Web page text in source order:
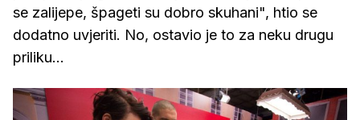
se zalijepe, špageti su dobro skuhani", htio se
dodatno uvjeriti. No, ostavio je to za neku drugu
priliku...